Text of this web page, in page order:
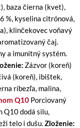
baza čierna (kvet),
%, kyselina citrónová,
klinčekovec voňavý
čaj.
a imunitný systém.
Zázvor (koreň)
(koreň), ibištek,
ríbezľa, malina,
Q10 Porciovaný
Q10 dodá silu,
telo i dušu.Zloženie: